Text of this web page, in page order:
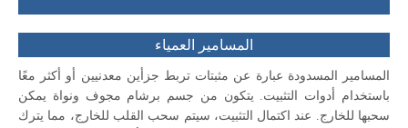
المسامير العمياء
المسامير المسدودة عبارة عن مثبتات تربط جزأين معدنيين أو أكثر معًا
باستخدام أدوات التثبيت. يتكون من جسم برشام مجوف ونواة يمكن
سحبها للخارج. عند اكتمال التثبيت، سيتم سحب القلب للخارج، مما يترك